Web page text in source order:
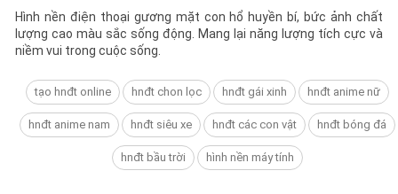
Hình nền điện thoại gương mặt con hổ huyền bí, bức ảnh chất
lượng cao màu sắc sống động. Mang lại năng lượng tích cực và
niềm vui trong cuộc sống.
tạo hnđt online hnđt chon lọc hnđt gái xinh hnđt anime nữ
hnđt anime nam hnđt siêu xe hnđt các con vật hnđt bóng đá
hnđt bầu trời hình nền máy tính